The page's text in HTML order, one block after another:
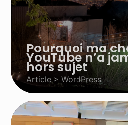
Pourquoi ma
YouTube n’a
hors sujet
Article > WordPress